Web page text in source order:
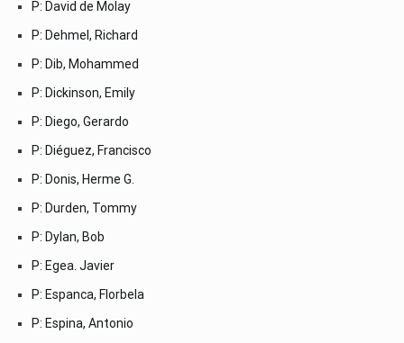
P: David de Molay
P: Dehmel, Richard
P: Dib, Mohammed
P: Dickinson, Emily
P: Diego, Gerardo
P: Diéguez, Francisco
P: Donis, Herme G.
P: Durden, Tommy
P: Dylan, Bob
P: Egea. Javier
P: Espanca, Florbela
P: Espina, Antonio